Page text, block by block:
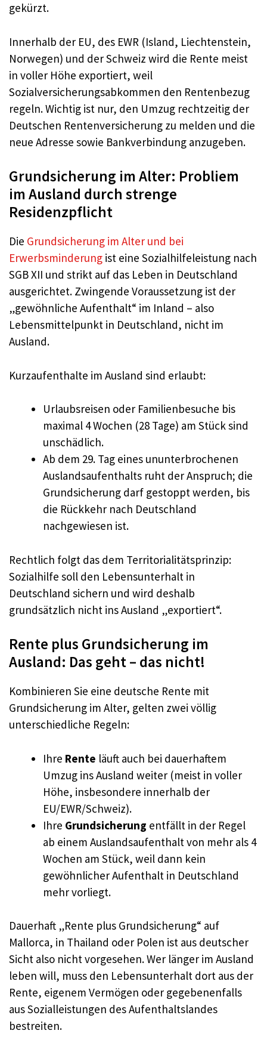
gekürzt.
Innerhalb der EU, des EWR (Island, Liechtenstein,
Norwegen) und der Schweiz wird die Rente meist
in voller Höhe exportiert, weil
Sozialversicherungsabkommen den Rentenbezug
regeln. Wichtig ist nur, den Umzug rechtzeitig der
Deutschen Rentenversicherung zu melden und die
neue Adresse sowie Bankverbindung anzugeben.
Grundsicherung im Alter: Probliem
im Ausland durch strenge
Residenzpflicht
Die Grundsicherung im Alter und bei
Erwerbsminderung ist eine Sozialhilfeleistung nach
SGB XII und strikt auf das Leben in Deutschland
ausgerichtet. Zwingende Voraussetzung ist der
„gewöhnliche Aufenthalt“ im Inland – also
Lebensmittelpunkt in Deutschland, nicht im
Ausland.
Kurzaufenthalte im Ausland sind erlaubt:
Urlaubsreisen oder Familienbesuche bis
maximal 4 Wochen (28 Tage) am Stück sind
unschädlich.
Ab dem 29. Tag eines ununterbrochenen
Auslandsaufenthalts ruht der Anspruch; die
Grundsicherung darf gestoppt werden, bis
die Rückkehr nach Deutschland
nachgewiesen ist.
Rechtlich folgt das dem Territorialitätsprinzip:
Sozialhilfe soll den Lebensunterhalt in
Deutschland sichern und wird deshalb
grundsätzlich nicht ins Ausland „exportiert“.
Rente plus Grundsicherung im
Ausland: Das geht – das nicht!
Kombinieren Sie eine deutsche Rente mit
Grundsicherung im Alter, gelten zwei völlig
unterschiedliche Regeln:
Ihre Rente läuft auch bei dauerhaftem
Umzug ins Ausland weiter (meist in voller
Höhe, insbesondere innerhalb der
EU/EWR/Schweiz).
Ihre Grundsicherung entfällt in der Regel
ab einem Auslandsaufenthalt von mehr als 4
Wochen am Stück, weil dann kein
gewöhnlicher Aufenthalt in Deutschland
mehr vorliegt.
Dauerhaft „Rente plus Grundsicherung“ auf
Mallorca, in Thailand oder Polen ist aus deutscher
Sicht also nicht vorgesehen. Wer länger im Ausland
leben will, muss den Lebensunterhalt dort aus der
Rente, eigenem Vermögen oder gegebenenfalls
aus Sozialleistungen des Aufenthaltslandes
bestreiten.